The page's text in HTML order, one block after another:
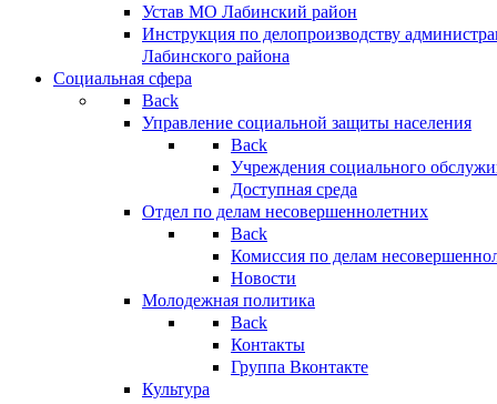
Устав МО Лабинский район
Инструкция по делопроизводству
Лабинского района
Социальная сфера
Back
Управление социальной защиты населения
Back
Учреждения социального
Доступная среда
Отдел по делам несовершеннолетних
Back
Комиссия по делам
Новости
Молодежная политика
Back
Контакты
Группа Вконтакте
Культура